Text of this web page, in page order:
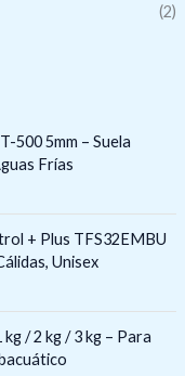
(2)
500 5mm – Suela
Frías
+ Plus TFS32EMBU
Unisex
/ 2 kg / 3 kg – Para